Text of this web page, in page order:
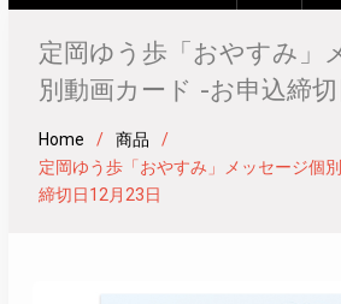
定岡ゆう歩「おやすみ」
別動画カード -お申込締
Home
商品
定岡ゆう歩「おやすみ」メッセージ個
締切日12月23日